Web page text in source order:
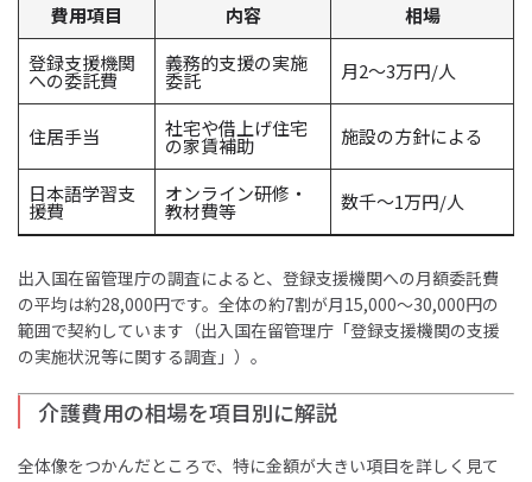
費用項目 内容
相場
登録支援機関
への委託費
義務的支援の実施
委託 月2～3万円/人
住居手当 社宅や借上げ住宅
の家賃補助 施設の方針による
日本語学習支
援費
オンライン研修・
教材費等 数千～1万円/人
出入国在留管理庁の調査によると、登録支援機関への月額委託費
の平均は約28,000円です。全体の約7割が月15,000〜30,000円の
範囲で契約しています（出入国在留管理庁「登録支援機関の支援
の実施状況等に関する調査」）。
介護費用の相場を項目別に解説
全体像をつかんだところで、特に金額が大きい項目を詳しく見て